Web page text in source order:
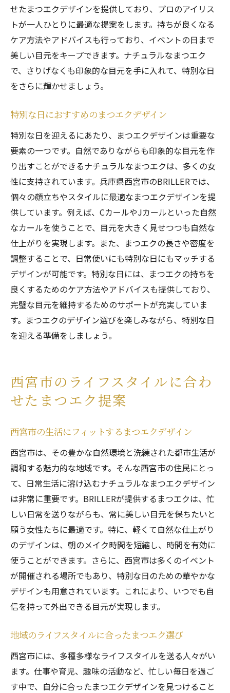
せたまつエクデザインを提供しており、プロのアイリス
トが一人ひとりに最適な提案をします。持ちが良くなる
ケア方法やアドバイスも行っており、イベントの日まで
美しい目元をキープできます。ナチュラルなまつエク
で、さりげなくも印象的な目元を手に入れて、特別な日
をさらに輝かせましょう。
特別な日におすすめのまつエクデザイン
特別な日を迎えるにあたり、まつエクデザインは重要な
要素の一つです。自然でありながらも印象的な目元を作
り出すことができるナチュラルなまつエクは、多くの女
性に支持されています。兵庫県西宮市のBRILLERでは、
個々の顔立ちやスタイルに最適なまつエクデザインを提
供しています。例えば、CカールやJカールといった自然
なカールを使うことで、目元を大きく見せつつも自然な
仕上がりを実現します。また、まつエクの長さや密度を
調整することで、日常使いにも特別な日にもマッチする
デザインが可能です。特別な日には、まつエクの持ちを
良くするためのケア方法やアドバイスも提供しており、
完璧な目元を維持するためのサポートが充実していま
す。まつエクのデザイン選びを楽しみながら、特別な日
を迎える準備をしましょう。
西宮市のライフスタイルに合わ
せたまつエク提案
西宮市の生活にフィットするまつエクデザイン
西宮市は、その豊かな自然環境と洗練された都市生活が
調和する魅力的な地域です。そんな西宮市の住民にとっ
て、日常生活に溶け込むナチュラルなまつエクデザイン
は非常に重要です。BRILLERが提供するまつエクは、忙
しい日常を送りながらも、常に美しい目元を保ちたいと
願う女性たちに最適です。特に、軽くて自然な仕上がり
のデザインは、朝のメイク時間を短縮し、時間を有効に
使うことができます。さらに、西宮市は多くのイベント
が開催される場所でもあり、特別な日のための華やかな
デザインも用意されています。これにより、いつでも自
信を持って外出できる目元が実現します。
地域のライフスタイルに合ったまつエク選び
西宮市には、多種多様なライフスタイルを送る人々がい
ます。仕事や育児、趣味の活動など、忙しい毎日を過ご
す中で、自分に合ったまつエクデザインを見つけること